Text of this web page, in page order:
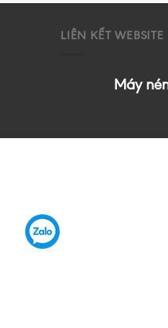
LIÊN KẾT WEBSITE
Máy